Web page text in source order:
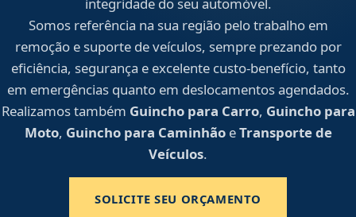
integridade do seu automóvel.
Somos referência na sua região pelo trabalho em
remoção e suporte de veículos, sempre prezando por
eficiência, segurança e excelente custo-benefício, tanto
em emergências quanto em deslocamentos agendados.
Realizamos também Guincho para Carro, Guincho para
Moto, Guincho para CaminhãoeTransporte de
Veículos.
SOLICITE SEU ORÇAMENTO